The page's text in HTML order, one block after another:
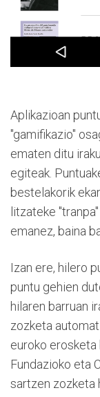
Aplikazioan
"gamifikazio"
ematen ditu
egiteak.
bestelakorik
litzateke
emanez, baina
Izan ere, hilero
puntu gehien
hilaren barruan
zozketa
euroko erosketa
Fundazioko eta
sartzen zozketa